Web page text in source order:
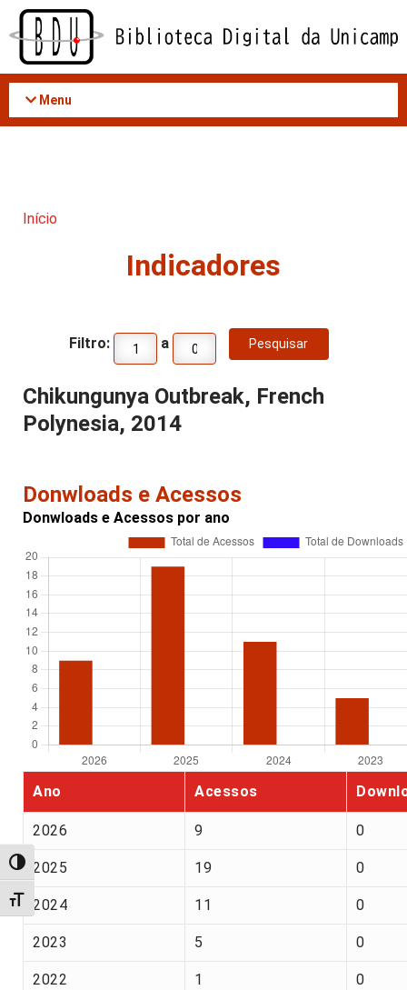
Acessar
conteúdo
Alternar alto contraste
Alternar tamanho da fonte
Menu
Início
Indicadores
Filtro: a
Chikungunya Outbreak, French
Polynesia, 2014
Donwloads e Acessos
Donwloads e Acessos por ano
Ano Acessos
2026 9 0
2025 19 0
2024 11 0
2023 5 0
2022 1 0